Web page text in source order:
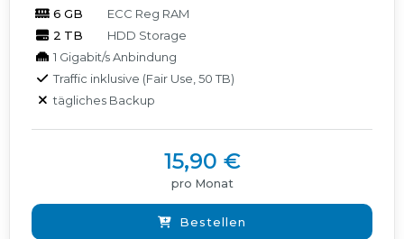
6 GB
ECC Reg RAM
2 TB
HDD Storage
1 Gigabit/s Anbindung
Traffic inklusive (Fair Use, 50 TB)
tägliches Backup
15,90 €
pro Monat
Bestellen